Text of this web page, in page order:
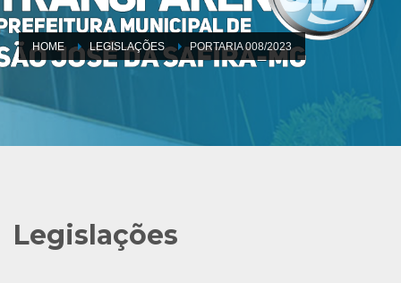
HOME LEGISLAÇÕES PORTARIA 008/2023
Legislações